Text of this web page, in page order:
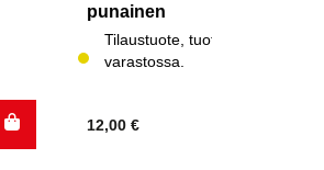
punainen
Tilaustuote, tuotetta ei
varastossa.
12,00€